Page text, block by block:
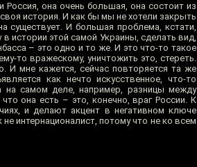
Россия, она очень большая, она состоит из
история. И как бы мы не хотели закрыть
существует. И большая проблема, кстати,
истории этой самой Украины, сделать вид,
– это одно и то же. И это что-то такое
то вражескому, уничтожить это, стереть.
И мне кажется, сейчас повторяется та же
как нечто искусственное, что-то
на самом деле, например, разницы между
она есть – это, конечно, враг России. К
и делают акцент в негативном ключе
интернационалист, потому что не ко всем